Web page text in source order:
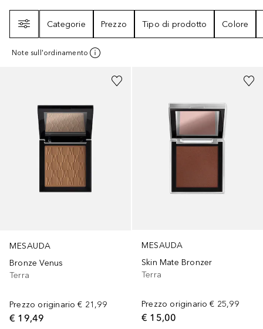
Categorie
Prezzo Tipo di prodotto Colore
Note sull'ordinamento
MESAUDA
Bronze Venus
Terra
Prezzo originario € 21,99
€ 19,49
+2
MESAUDA
Skin Mate Bronzer
Terra
Prezzo originario € 25,99
€ 15,00